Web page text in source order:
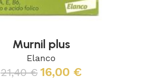
Murnil plus
Elanco
21,40€ 16,00 €